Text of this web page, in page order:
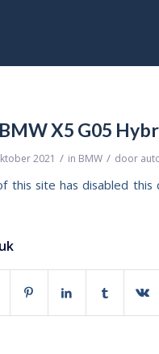
BMW X5 G05
2021 / in BMW / door
this site has disabled this